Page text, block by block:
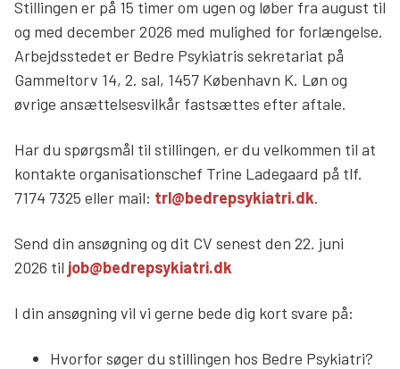
Stillingen er på 15 timer om ugen og løber fra august til
og med december 2026 med mulighed for forlængelse.
Arbejdsstedet er Bedre Psykiatris sekretariat på
Gammeltorv 14, 2. sal, 1457 København K. Løn og
øvrige ansættelsesvilkår fastsættes efter aftale.
Har du spørgsmål til stillingen, er du velkommen til at
kontakte organisationschef Trine Ladegaard på tlf.
7174 7325 eller mail: trl@bedrepsykiatri.dk.
Send din ansøgning og dit CV senest den 22. juni
2026 til job@bedrepsykiatri.dk
I din ansøgning vil vi gerne bede dig kort svare på:
Hvorfor søger du stillingen hos Bedre Psykiatri?